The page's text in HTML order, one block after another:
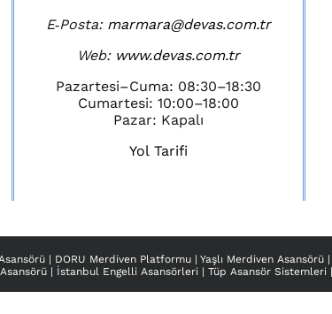
E‑Posta: marmara@devas.com.tr
Web: www.devas.com.tr
Pazartesi–Cuma: 08:30–18:30
Cumartesi: 10:00–18:00
Pazar: Kapalı
Yol Tarifi
| DORU Merdiven Platformu | Yaşlı Merdiven Asansörü |
| İstanbul Engelli Asansörleri| Tüp Asansör Sistemleri|